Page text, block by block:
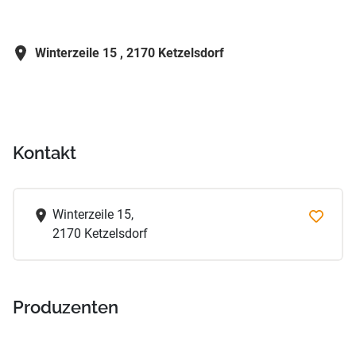
Winterzeile 15 , 2170 Ketzelsdorf
Kontakt
Winterzeile 15,
2170 Ketzelsdorf
Produzenten